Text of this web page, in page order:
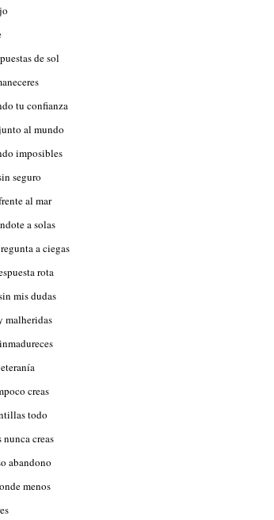
de sol
tu confianza
al mundo
imposibles
seguro
al mar
a solas
a ciegas
rota
mis dudas
malheridas
creas
todo
nunca creas
abandono
menos